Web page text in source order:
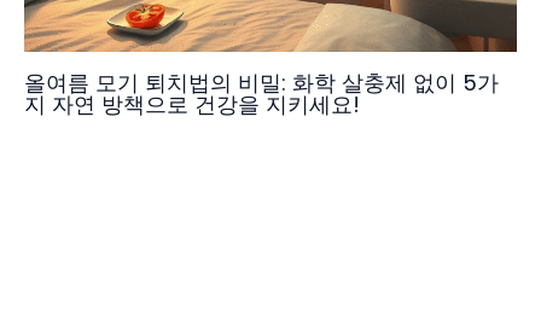
올여름 모기 퇴치법의 비밀: 화학 살충제 없이 5가
지 자연 방책으로 건강을 지키세요!